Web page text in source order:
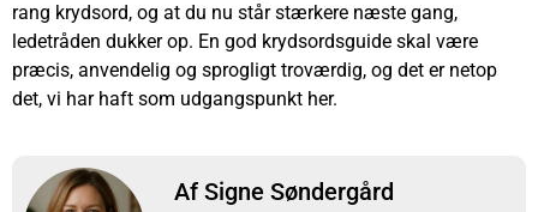
rang krydsord, og at du nu står stærkere næste gang,
ledetråden dukker op. En god krydsordsguide skal være
præcis, anvendelig og sprogligt troværdig, og det er netop
det, vi har haft som udgangspunkt her.
Af Signe Søndergård